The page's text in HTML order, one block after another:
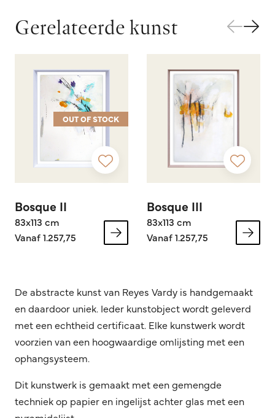
Gerelateerde kunst
OUT OF STOCK
Bosque II
83x113 cm
Vanaf 1.257,75
Bosque III
83x113 cm
Vanaf 1.257,75
De abstracte kunst van Reyes Vardy is handgemaakt
en daardoor uniek. Ieder kunstobject wordt geleverd
met een echtheid certificaat. Elke kunstwerk wordt
voorzien van een hoogwaardige omlijsting met een
ophangsysteem.
Dit kunstwerk is gemaakt met een gemengde
techniek op papier en ingelijst achter glas met een